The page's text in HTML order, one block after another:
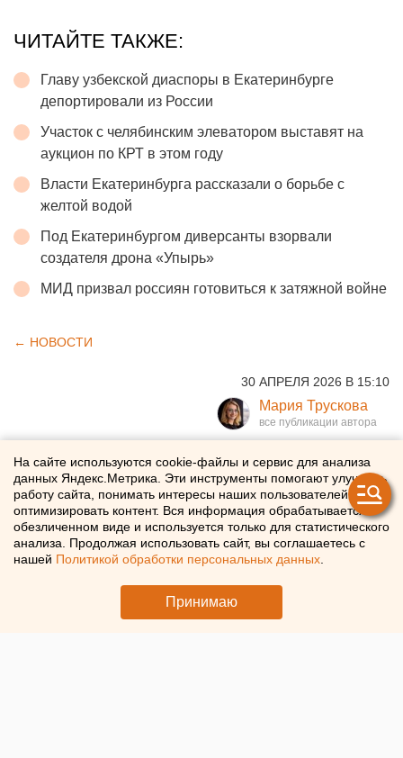
ЧИТАЙТЕ ТАКЖЕ:
Главу узбекской диаспоры в Екатеринбурге
депортировали из России
Участок с челябинским элеватором выставят на
аукцион по КРТ в этом году
Власти Екатеринбурга рассказали о борьбе с
желтой водой
Под Екатеринбургом диверсанты взорвали
создателя дрона «Упырь»
МИД призвал россиян готовиться к затяжной войне
← НОВОСТИ
30 АПРЕЛЯ 2026 В 15:10
Мария Трускова
Топ-менеджер крупного
банка прогнозирует рост
облигационного рынка
России
Облигационный рынок России приближается к 40 трлн
На сайте используются cookie-файлы и сервис для анализа
данных Яндекс.Метрика. Эти инструменты помогают улучшать
работу сайта, понимать интересы наших пользователей и
оптимизировать контент. Вся информация обрабатывается в
обезличенном виде и используется только для статистического
анализа. Продолжая использовать сайт, вы соглашаетесь с
нашей Политикой обработки персональных данных
Принимаю